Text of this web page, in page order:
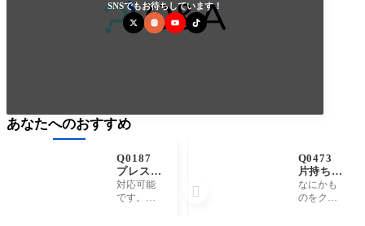
SNSでもお待ちしています！
あなたへのおすすめ
Q0187
プレス成
形をした
ものに溶
対応可能
です。詳
Q0473
片持ち
(かたも
ち)とは
なにかも
のをクラ
